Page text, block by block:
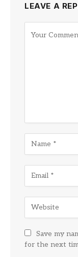
LEAVE A
Save my
for the next